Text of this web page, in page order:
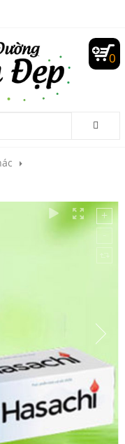
0